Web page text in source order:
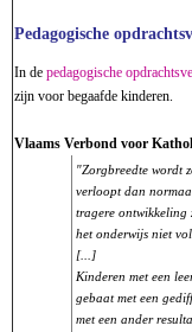
Pedagogische
In de pedagogische
zijn voor begaafde kinderen.
Vlaams Verbond voor
"Zorgbreedte wordt
verloopt dan
tragere ontwikkeling
het onderwijs niet
[...]
Kinderen met een
gebaat met een
met een ander